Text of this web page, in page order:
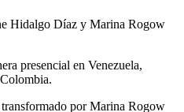
Hidalgo Díaz y Marina Rogow
presencial en Venezuela,
por Marina Rogow